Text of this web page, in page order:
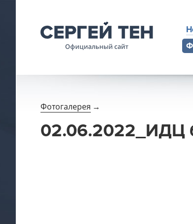
Фотогалерея →
02.06.2022_ИДЦ